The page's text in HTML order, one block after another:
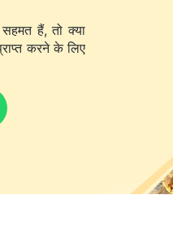
हैं, तो क्या
करने के लिए